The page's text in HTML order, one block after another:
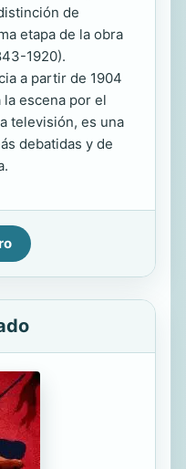
de
etapa de la obra
1920).
a partir de 1904
la escena por el
televisión, es una
debatidas y de